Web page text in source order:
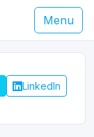
Menu
LinkedIn